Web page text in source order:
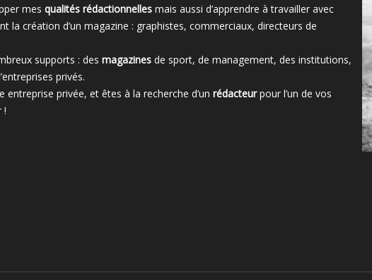
mes qualités rédactionnelles mais aussi d’apprendre à travailler avec
la création d’un magazine : graphistes, commerciaux, directeurs de
supports : des magazines de sport, de management, des institutions,
privés.
entreprise privée, et êtes à la recherche d’un rédacteurpour l’un de vos
!